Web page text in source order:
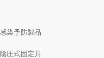
感染予防製品
陰圧式固定具